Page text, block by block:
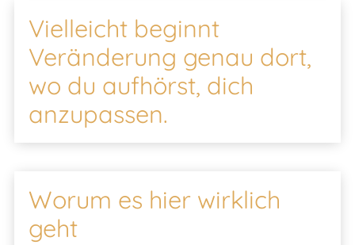
Vielleicht beginnt
Veränderung genau dort,
wo du aufhörst, dich
anzupassen.
Worum es hier wirklich
geht